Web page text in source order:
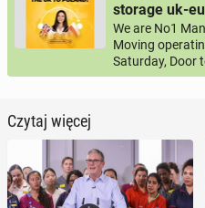
storage uk-eu
We are No1
Moving
Saturday, Door
Czytaj więcej